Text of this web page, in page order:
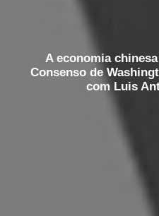
A economia
Consenso de
com Luis